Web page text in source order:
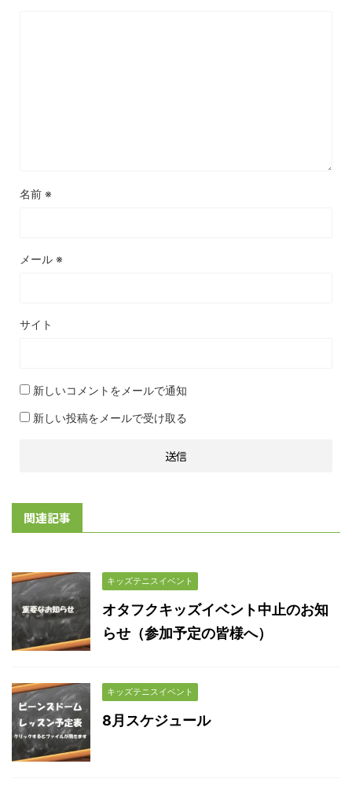
名前 ※
メール ※
サイト
新しいコメントをメールで通知
新しい投稿をメールで受け取る
関連記事
キッズテニスイベント
オタフクキッズイベント中止のお知
らせ（参加予定の皆様へ）
キッズテニスイベント
8月スケジュール